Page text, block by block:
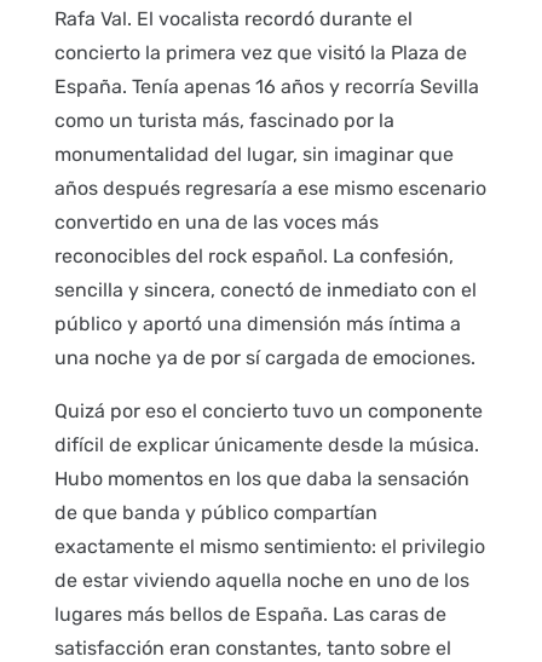
Rafa Val. El vocalista recordó durante el
concierto la primera vez que visitó la Plaza de
España. Tenía apenas 16 años y recorría Sevilla
como un turista más, fascinado por la
monumentalidad del lugar, sin imaginar que
años después regresaría a ese mismo escenario
convertido en una de las voces más
reconocibles del rock español. La confesión,
sencilla y sincera, conectó de inmediato con el
público y aportó una dimensión más íntima a
una noche ya de por sí cargada de emociones.
Quizá por eso el concierto tuvo un componente
difícil de explicar únicamente desde la música.
Hubo momentos en los que daba la sensación
de que banda y público compartían
exactamente el mismo sentimiento: el privilegio
de estar viviendo aquella noche en uno de los
lugares más bellos de España. Las caras de
satisfacción eran constantes, tanto sobre el